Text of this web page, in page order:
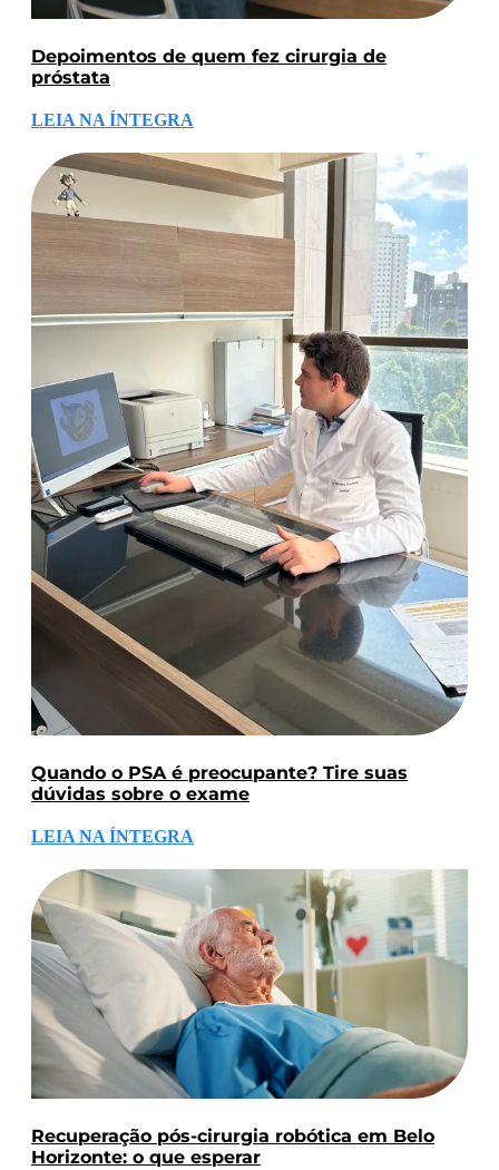
Depoimentos de quem fez cirurgia de
próstata
LEIA NA ÍNTEGRA
Quando o PSA é preocupante? Tire suas
dúvidas sobre o exame
LEIA NA ÍNTEGRA
Recuperação pós-cirurgia robótica em Belo
Horizonte: o que esperar